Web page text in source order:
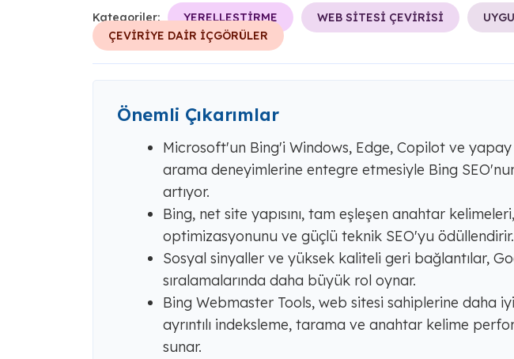
Kategoriler: YERELLEŞTİRME WEB SİTESİ ÇEVİRİSİ
ÇEVİRİYE DAİR İÇGÖRÜLER
Önemli Çıkarımlar
Microsoft'un Bing'i Windows, Edge, Copilot ve
arama deneyimlerine entegre etmesiyle Bing
artıyor.
Bing, net site yapısını, tam eşleşen anahtar
optimizasyonunu ve güçlü teknik SEO'yu ödüllendirir.
Sosyal sinyaller ve yüksek kaliteli geri bağlantılar,
sıralamalarında daha büyük rol oynar.
Bing Webmaster Tools, web sitesi sahiplerine daha
ayrıntılı indeksleme, tarama ve anahtar kelime
sunar.